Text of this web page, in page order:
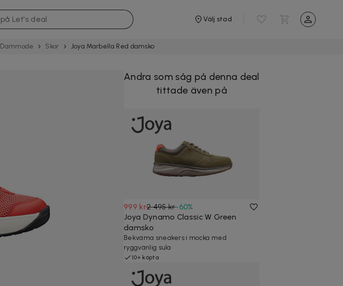
Välj stad
Dammode Skor Joya Marbella Red damsko
Andra som såg på denna deal
tittade även på
999 kr2 495 kr-60%
Joya Dynamo Classic W Green
damsko
Bekväma sneakers i mocka med
ryggvänlig sula
10+ köpta